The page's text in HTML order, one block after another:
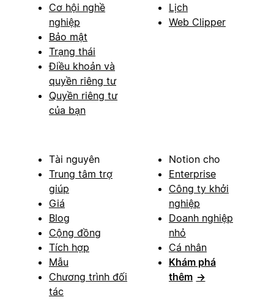
Cơ hội nghề
nghiệp
Bảo mật
Trạng thái
Điều khoản và
quyền riêng tư
Quyền riêng tư
của bạn
Lịch
Web Clipper
Tài nguyên
Trung tâm trợ
giúp
Giá
Blog
Cộng đồng
Tích hợp
Mẫu
Chương trình đối
tác
Notion cho
Enterprise
Công ty khởi
nghiệp
Doanh nghiệp
nhỏ
Cá nhân
Khám phá
thêm →